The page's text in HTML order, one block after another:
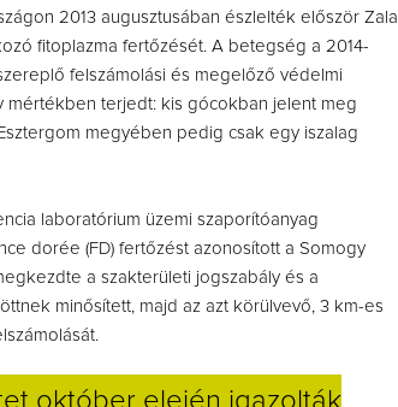
2013 augusztusában észlelték először Zala
fitoplazma fertőzését. A betegség a 2014-
felszámolási és megelőző védelmi
terjedt: kis gócokban jelent meg
megyében pedig csak egy iszalag
laboratórium üzemi szaporítóanyag
dorée (FD) fertőzést azonosított a Somogy
a szakterületi jogszabály és a
minősített, majd az azt körülvevő, 3 km-es